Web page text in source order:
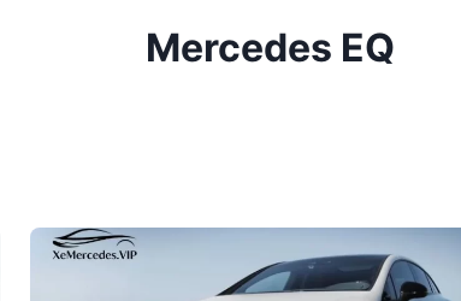
Mercedes EQ